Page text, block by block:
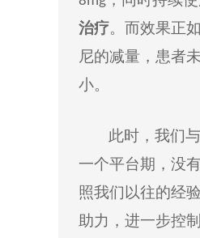
治疗。而效果正如
尼的减量，患者
小。
此时， 我们
一个平台期， 没
照我们 以往的经
助力，进一步控